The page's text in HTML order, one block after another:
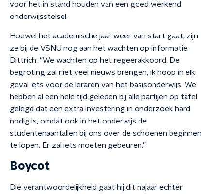
voor het in stand houden van een goed werkend
onderwijsstelsel.
Hoewel het academische jaar weer van start gaat, zijn
ze bij de VSNU nog aan het wachten op informatie.
Dittrich: ''We wachten op het regeerakkoord. De
begroting zal niet veel nieuws brengen, ik hoop in elk
geval iets voor de leraren van het basisonderwijs. We
hebben al een hele tijd geleden bij alle partijen op tafel
gelegd dat een extra investering in onderzoek hard
nodig is, omdat ook in het onderwijs de
studentenaantallen bij ons over de schoenen beginnen
te lopen. Er zal iets moeten gebeuren.''
Boycot
Die verantwoordelijkheid gaat hij dit najaar echter